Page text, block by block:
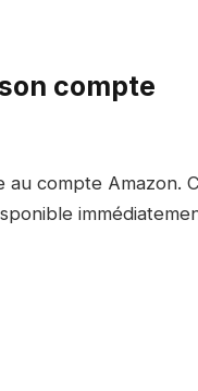
compte
au compte Amazon.